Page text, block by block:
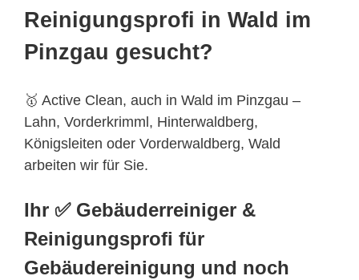
Reinigungsprofi in Wald im
Pinzgau gesucht?
🥇 Active Clean, auch in Wald im Pinzgau –
Lahn, Vorderkrimml, Hinterwaldberg,
Königsleiten oder Vorderwaldberg, Wald
arbeiten wir für Sie.
Ihr ✅ Gebäuderreiniger &
Reinigungsprofi für
Gebäudereinigung und noch